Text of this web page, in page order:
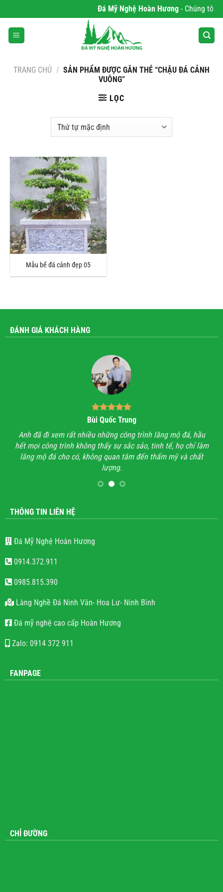
qua
nội
dung
Đá Mỹ Nghệ Hoàn Hương- Chúng tôi
TRANG CHỦ / SẢN PHẨM ĐƯỢC GẮN THẺ “CHẬU ĐÁ CẢNH
VUÔNG”
LỌC
Mẫu bể đá cảnh đẹp 05
ĐÁNH GIÁ KHÁCH HÀNG
Bùi Quốc Trung
Anh đã đi xem rất nhiều những công trình lăng mộ đá, hầu
hết mọi công trình không thấy sự sắc sảo, tinh tế, họ chỉ làm
lăng mộ đá cho có, không quan tâm đến thẩm mỹ và chất
lượng.
THÔNG TIN LIÊN HỆ
Đá Mỹ Nghệ Hoàn Hương
0914.372.911
0985.815.390
Làng Nghề Đá Ninh Vân- Hoa Lư- Ninh Bình
Đá mỹ nghệ cao cấp Hoàn Hương
Zalo: 0914 372 911
FANPAGE
CHỈ ĐƯỜNG